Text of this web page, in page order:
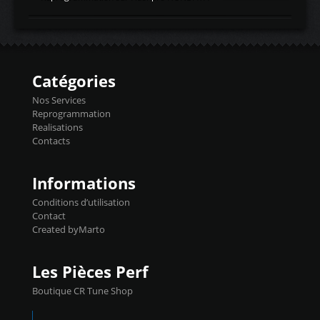
d'admissiontemp ex. pour atmo -30- 80°C
temperaturetemperature ldr moteurtemp
Injecteurs + Flashpro 1370€ TTC Le
précise et performante. Vous pourrez
basculer de la carto sans plomb à Ethanol à
l'aide du flashpro OPTION ECONOMIQUES
Reprog SP 98 sur le calculateur d'origine
450€ TTC Un gain d'environ 10cv et 15nm
Catégories
Nos Services
Reprogrammation
Realisations
Contacts
Informations
Conditions d’utilisation
Contact
Created byMarto
Les Pièces Perf
Boutique CR Tune Shop